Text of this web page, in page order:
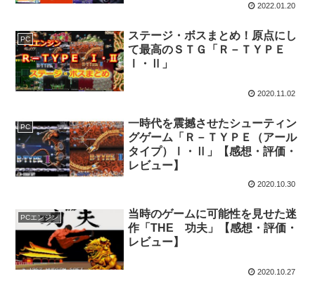
2022.01.20
PC
ステージ・ボスまとめ！原点にし
て最高のＳＴＧ「Ｒ－ＴＹＰＥ
Ⅰ・Ⅱ」
2020.11.02
PC
一時代を震撼させたシューティン
グゲーム「Ｒ－ＴＹＰＥ（アール
タイプ）Ⅰ・Ⅱ」【感想・評価・
レビュー】
2020.10.30
PCエンジン
当時のゲームに可能性を見せた迷
作「THE 功夫」【感想・評価・
レビュー】
2020.10.27